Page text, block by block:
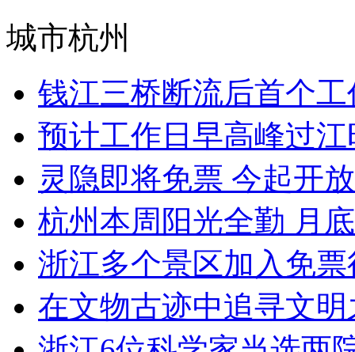
城市杭州
钱江三桥断流后首个
预计工作日早高峰过
灵隐即将免票 今起开
杭州本周阳光全勤 月
浙江多个景区加入免
在文物古迹中追寻文